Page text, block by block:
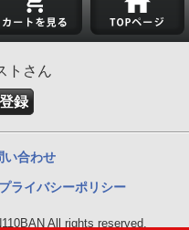
トさん
録
い合わせ
プライバシーポリシー
All rights reserved.